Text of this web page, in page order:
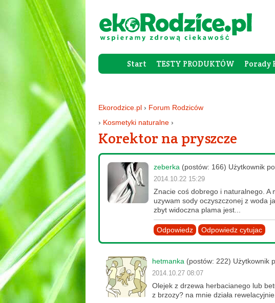
Start TESTY PRODUKTÓW Porady
Ekorodzice.pl › Forum Rodziców
› Kosmetyki naturalne ›
Korektor na pryszcze
zeberka (postów: 166) Użytkownik
2014.10.22 15:29
Znacie coś dobrego i naturalnego. A
uzywam sody oczyszczonej z woda
zbyt widoczna plama jest...
Odpowiedz Odpowiedz cytujac
hetmanka (postów: 222) Użytkownik
2014.10.27 08:07
Olejek z drzewa herbacianego lub
z brzozy? na mnie działa rewelacyjnie.